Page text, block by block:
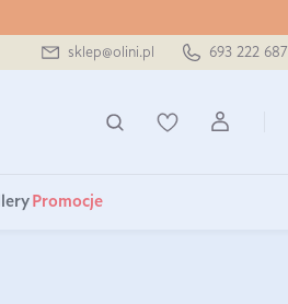
sklep@olini.pl 693 222 687
Promocje